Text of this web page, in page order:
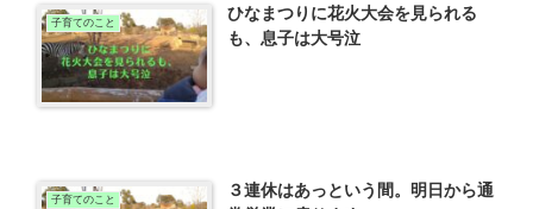
子育てのこと
ひなまつりに花火大会を見られる
も、息子は大号泣
子育てのこと
３連休はあっという間。明日から通